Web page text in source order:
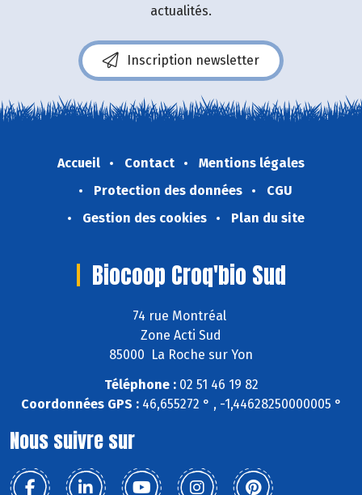
actualités.
Inscription newsletter
Accueil Contact
Mentions légales
Protection des données
CGU
Gestion des cookies
Plan du site
Biocoop Croq'bio Sud
74 rue Montréal
Zone Acti Sud
85000 La Roche sur Yon
Téléphone :02 51 46 19 82
Coordonnées GPS :46,655272 ° , -1,44628250000005 °
Nous suivre sur